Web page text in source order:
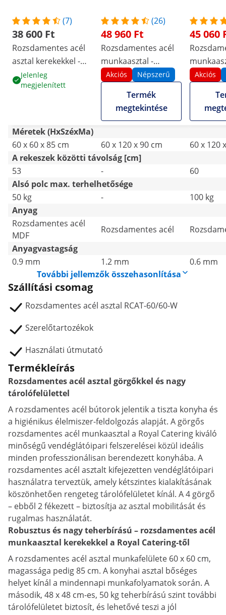
(7)
38 600 Ft
Rozsdamentes acél
asztal kerekekkel -
PREMIUM - 60 x 60
cm - 120 kg - Royal
Jelenleg
megjelenített
(26)
48 960 Ft
Rozsdamentes acél
munkaasztal -
PREMIUM - 120 x 60
cm - 210 kg -
összecsukható -
Royal Catering
Akciós Népszerű
Termék
megtekintése
45 060
120 x 60
hátsó
Royal
Akciós
Méretek (HxSzéxMa)
60 x 60 x 85 cm
60 x 120 x 90 cm
60 x 120
A rekeszek közötti távolság [cm]
53
-
60
Alsó polc max. terhelhetősége
50 kg
-
100 kg
Anyag
Rozsdamentes acél
MDF
Rozsdamentes acél
Anyagvastagság
0.9 mm
1.2 mm
0.6 mm
További jellemzők összehasonlítása
Szállítási csomag
Rozsdamentes acél asztal RCAT-60/60-W
Szerelőtartozékok
Használati útmutató
Termékleírás
Rozsdamentes acél asztal görgőkkel és nagy
tárolófelülettel
A rozsdamentes acél bútorok jelentik a tiszta konyha és
a higiénikus élelmiszer-feldolgozás alapját. A görgős
rozsdamentes acél munkaasztal a Royal Catering kiváló
minőségű vendéglátóipari felszerelései közül ideális
minden professzionálisan berendezett konyhába. A
rozsdamentes acél asztalt kifejezetten vendéglátóipari
használatra terveztük, amely kétszintes kialakításának
köszönhetően rengeteg tárolófelületet kínál. A 4 görgő
– ebből 2 fékezett – biztosítja az asztal mobilitását és
rugalmas használatát.
Robusztus és nagy teherbírású – rozsdamentes acél
munkaasztal kerekekkel a Royal Catering-től
A rozsdamentes acél asztal munkafelülete 60 x 60 cm,
magassága pedig 85 cm. A konyhai asztal bőséges
helyet kínál a mindennapi munkafolyamatok során. A
második, 48 x 48 cm-es, 50 kg teherbírású szint további
tárolófelületet biztosít, és lehetővé teszi a jól